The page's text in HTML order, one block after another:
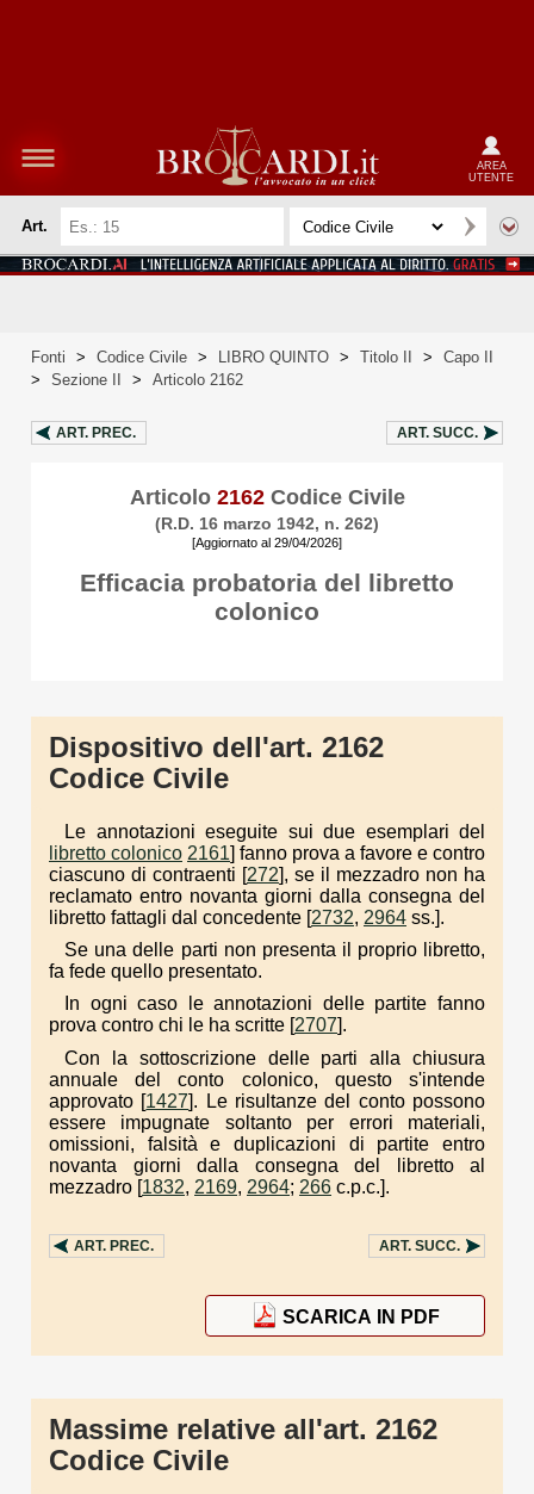
AREA
UTENTE
Art.
Fonti > Codice Civile > LIBRO QUINTO > Titolo II >
Capo II
>
Sezione II > Articolo 2162
ART. PREC. ART. SUCC.
Articolo 2162Codice Civile
(R.D. 16 marzo 1942, n. 262)
[Aggiornato al 29/04/2026]
Efficacia probatoria del libretto
colonico
Dispositivo dell'art. 2162
Codice Civile
Le annotazioni eseguite sui due esemplari del
libretto colonico 2161] fanno prova a favore e contro
ciascuno di contraenti [272], se il mezzadro non ha
reclamato entro novanta giorni dalla consegna del
libretto fattagli dal concedente [2732, 2964 ss.].
Se una delle parti non presenta il proprio libretto,
fa fede quello presentato.
In ogni caso le annotazioni delle partite fanno
prova contro chi le ha scritte [2707].
Con la sottoscrizione delle parti alla chiusura
annuale del conto colonico, questo s'intende
approvato [1427]. Le risultanze del conto possono
essere impugnate soltanto per errori materiali,
omissioni, falsità e duplicazioni di partite entro
novanta giorni dalla consegna del libretto al
mezzadro [1832, 2169, 2964; 266 c.p.c.].
ART. PREC. ART. SUCC.
SCARICA IN PDF
Massime relative all'art. 2162
Codice Civile